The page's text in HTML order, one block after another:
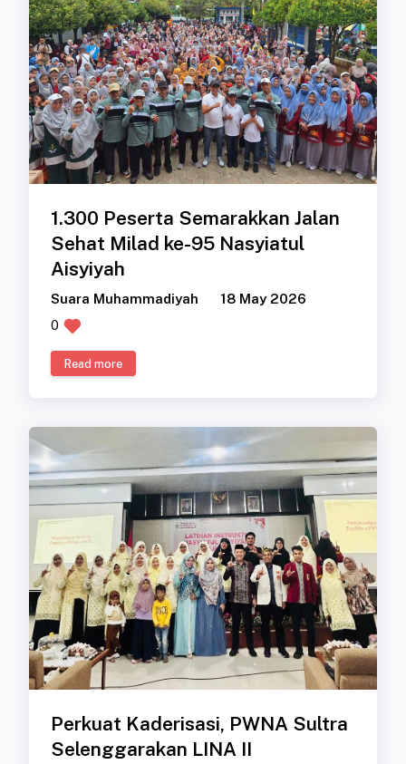
1.300 Peserta Semarakkan Jalan
Sehat Milad ke-95 Nasyiatul
Aisyiyah
Suara Muhammadiyah
18 May 2026
0
Read more
Perkuat Kaderisasi, PWNA Sultra
Selenggarakan LINA II